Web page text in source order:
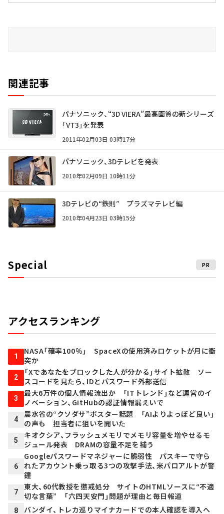
関連記事
パナソニック、“3D VIERA”最高画質の新シリーズ
「VT3」を発表
2011年02月03日 03時17分
パナソニック、3Dテレビを発表
2010年02月09日 10時11分
3Dテレビの“鉄則” プラズマテレビ編
2010年04月23日 03時15分
Special PR
アクセスランキング
1
NASA「確率100％」 SpaceXの使用済みロケットが月に衝
突か
2
「Xであなたをブロックした人が分かる」サイト拡散 ソー
スコードを見たら、IDとパスワード外部送信
3
最大6万件の個人情報流出か 「ITトレンド」など運営のイ
ノベーション、GitHubの認証情報漏えいで
4
農水省の“クソダサ”ポスター話題 「AIよりよっぽど良い」
の声も 担当者に狙いを聞いた
5
キオクシア、フラッシュメモリでメモリ容量を増やせるモ
ジュール発表 DRAMの容量不足を補う
6
Googleパスワードマネジャーに脆弱性 パスキーで守ら
れたアカウント乗っ取る3つの攻撃手法、米パロアルトが警
鐘
7
東大、60代教授を懲戒処分 サイトのHTMLソースに“不適
切な言葉” 「六四天安門」問題が理由と毎日報道
8 バンダイ、トレカ巡りマイナカードでの本人確認を導入へ